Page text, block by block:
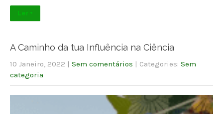
Ler +
A Caminho da tua Influência na Ciência
10 Janeiro, 2022 | Sem comentários | Categories: Sem
categoria